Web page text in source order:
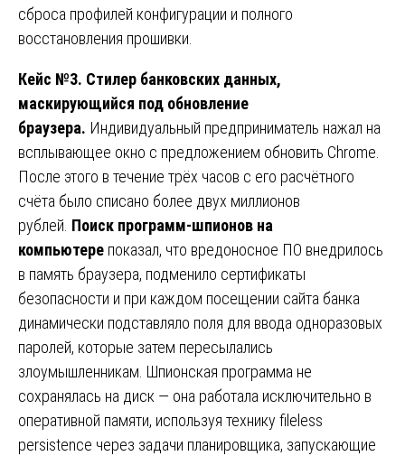
сброса профилей конфигурации и полного
восстановления прошивки.
Кейс №3. Стилер банковских данных,
маскирующийся под обновление
браузера. Индивидуальный предприниматель нажал на
всплывающее окно с предложением обновить Chrome.
После этого в течение трёх часов с его расчётного
счёта было списано более двух миллионов
рублей. Поиск программ-шпионов на
компьютере показал, что вредоносное ПО внедрилось
в память браузера, подменило сертификаты
безопасности и при каждом посещении сайта банка
динамически подставляло поля для ввода одноразовых
паролей, которые затем пересылались
злоумышленникам. Шпионская программа не
сохранялась на диск — она работала исключительно в
оперативной памяти, используя технику fileless
persistence через задачи планировщика, запускающие